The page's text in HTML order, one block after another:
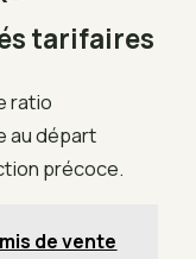
tarifaires
ratio
au départ
précoce.
de vente